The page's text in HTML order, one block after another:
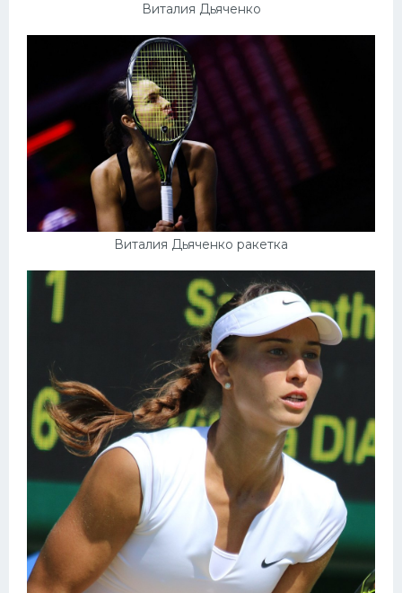
Виталия Дьяченко
Виталия Дьяченко ракетка